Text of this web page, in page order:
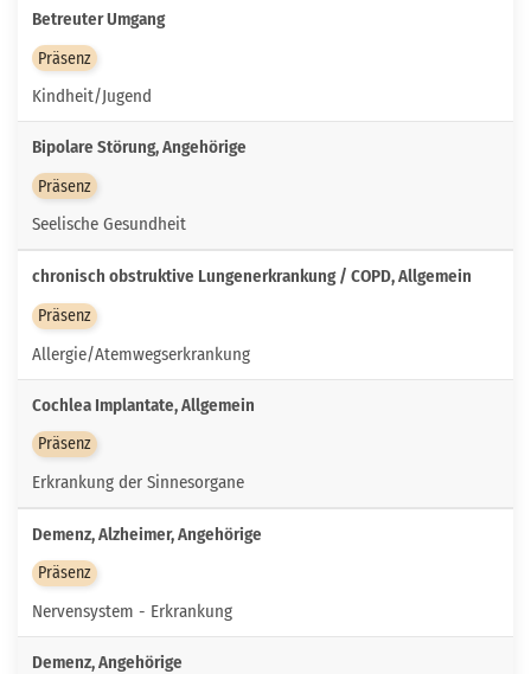
Betreuter Umgang
Präsenz
Kindheit/Jugend
Bipolare Störung, Angehörige
Präsenz
Seelische Gesundheit
chronisch obstruktive Lungenerkrankung / COPD, Allgemein
Präsenz
Allergie/Atemwegserkrankung
Cochlea Implantate, Allgemein
Präsenz
Erkrankung der Sinnesorgane
Demenz, Alzheimer, Angehörige
Präsenz
Nervensystem - Erkrankung
Demenz, Angehörige